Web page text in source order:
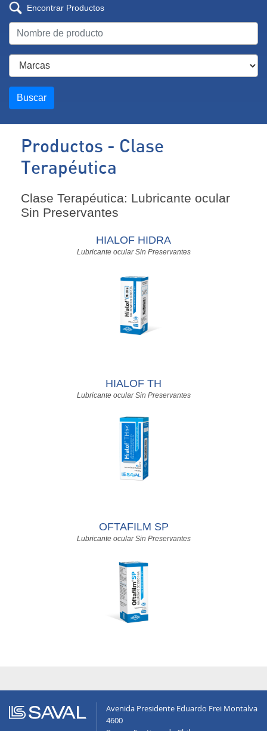
Encontrar Productos
Buscar
Productos - Clase
Terapéutica
Clase Terapéutica: Lubricante ocular
Sin Preservantes
HIALOF HIDRA
Lubricante ocular Sin Preservantes
HIALOF TH
Lubricante ocular Sin Preservantes
OFTAFILM SP
Lubricante ocular Sin Preservantes
Avenida Presidente Eduardo Frei Montalva
4600